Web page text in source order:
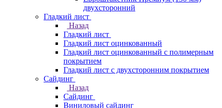
двухсторонний
Гладкий лист
Назад
Гладкий лист
Гладкий лист оцинкованный
Гладкий лист оцинкованный с полимерным
покрытием
Гладкий лист с двухсторонним покрытием
Сайдинг
Назад
Сайдинг
Виниловый сайдинг